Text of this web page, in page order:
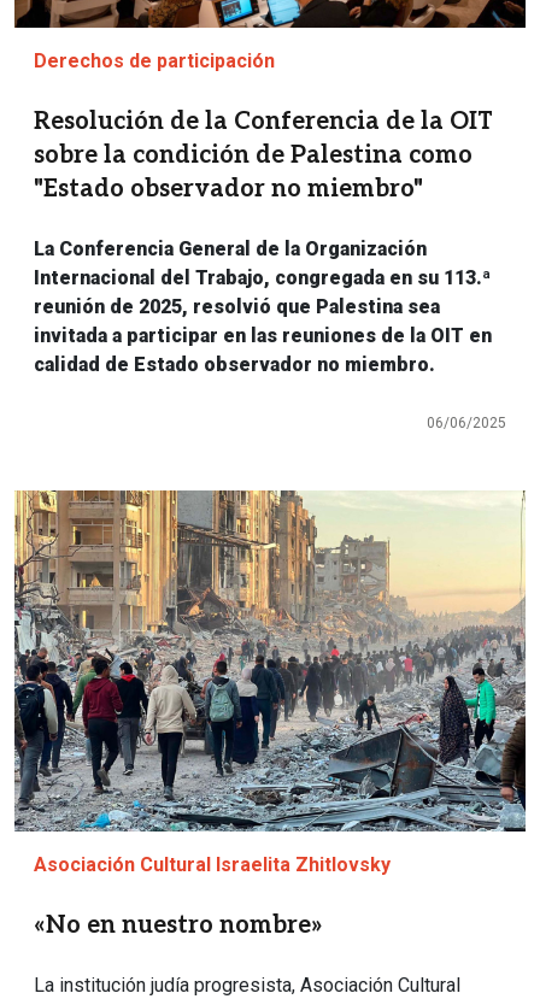
Derechos de participación
Resolución de la Conferencia de la OIT
sobre la condición de Palestina como
"Estado observador no miembro"
La Conferencia General de la Organización
Internacional del Trabajo, congregada en su 113.ª
reunión de 2025, resolvió que Palestina sea
invitada a participar en las reuniones de la OIT en
calidad de Estado observador no miembro.
06/06/2025
Imagen
Asociación Cultural Israelita Zhitlovsky
«No en nuestro nombre»
La institución judía progresista, Asociación Cultural